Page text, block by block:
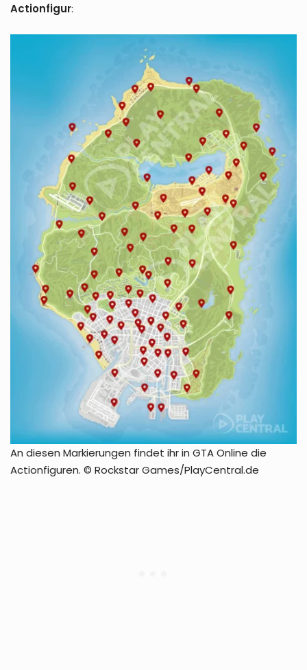
Actionfigur:
An diesen Markierungen findet ihr in GTA Online die
Actionfiguren. © Rockstar Games/PlayCentral.de